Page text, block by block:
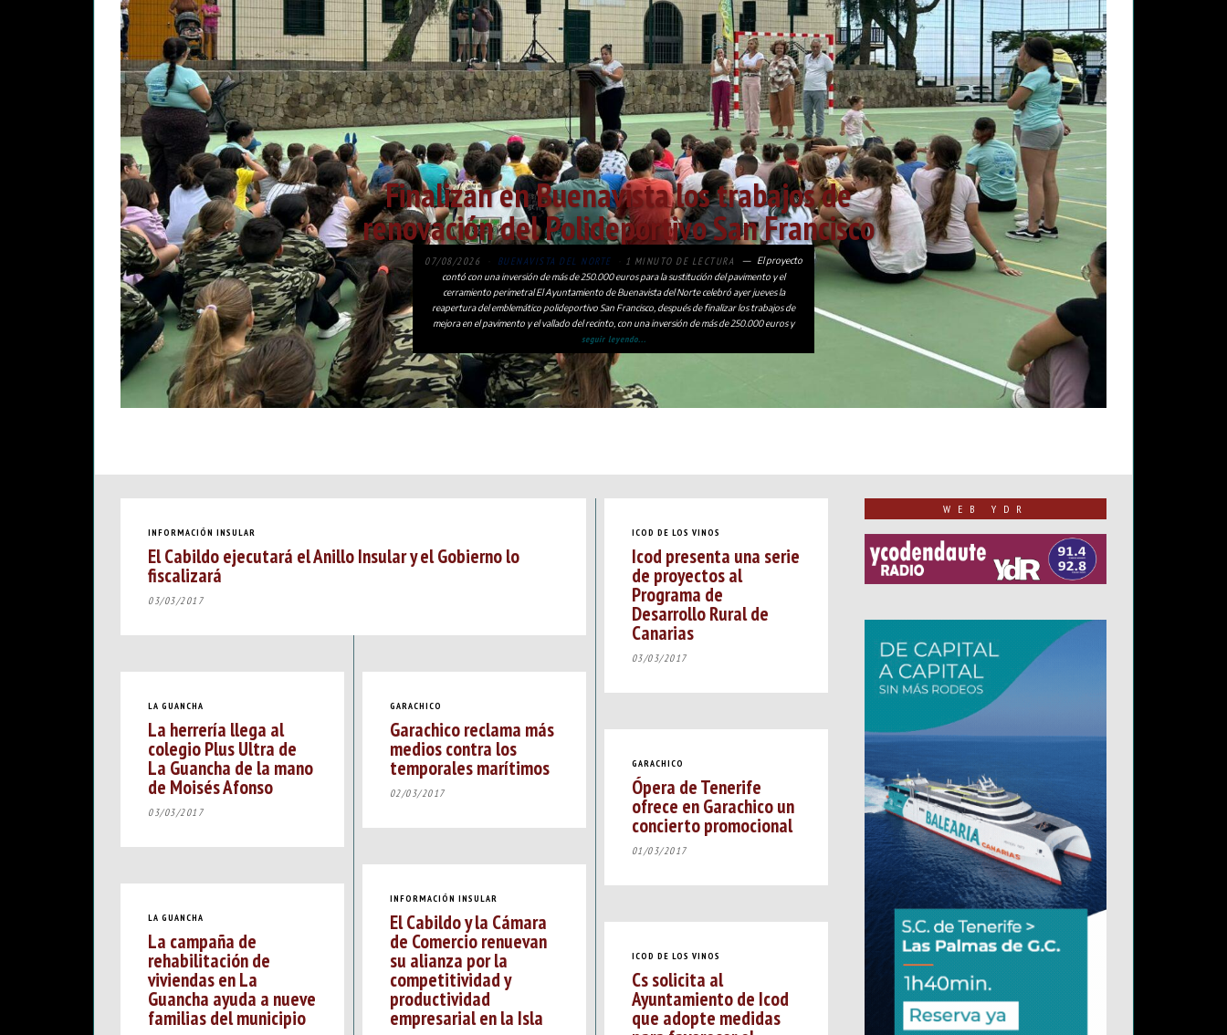
Finalizan en Buenavista los trabajos de
renovación del Polideportivo San Francisco
07/08/2026 BUENAVISTA DEL NORTE 1 MINUTO DE LECTURA
El proyecto
contó con una inversión de más de 250.000 euros para la sustitución del pavimento y el
cerramiento perimetral El Ayuntamiento de Buenavista del Norte celebró ayer jueves la
reapertura del emblemático polideportivo San Francisco, después de finalizar los trabajos de
mejora en el pavimento y el vallado del recinto, con una inversión de más de 250.000 euros y
seguir leyendo...
INFORMACIÓN INSULAR
El Cabildo ejecutará el Anillo Insular y el Gobierno lo
fiscalizará
03/03/2017
ICOD DE LOS VINOS
Icod presenta una serie
de proyectos al
Programa de
Desarrollo Rural de
Canarias
03/03/2017
LA GUANCHA
La herrería llega al
colegio Plus Ultra de
La Guancha de la mano
de Moisés Afonso
03/03/2017
GARACHICO
Garachico reclama más
medios contra los
temporales marítimos
02/03/2017
GARACHICO
Ópera de Tenerife
ofrece en Garachico un
concierto promocional
01/03/2017
INFORMACIÓN INSULAR
El Cabildo y la Cámara
de Comercio renuevan
su alianza por la
competitividad y
productividad
empresarial en la Isla
LA GUANCHA
La campaña de
rehabilitación de
viviendas en La
Guancha ayuda a nueve
familias del municipio
ICOD DE LOS VINOS
Cs solicita al
Ayuntamiento de Icod
que adopte medidas
WEB YDR